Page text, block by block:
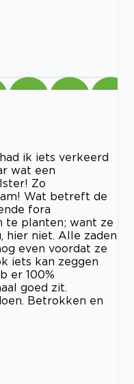
ik iets verkeerd
wat een
Zo
Wat betreft de
fora
te planten; want ze
hier niet. Alle zaden
even voordat ze
iets kan zeggen
er 100%
goed zit.
Betrokken en